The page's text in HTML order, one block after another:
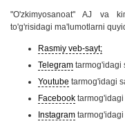
"O'zkimyosanoat" AJ va
to'g'risidagi ma'lumotlarni
Rasmiy veb-sayt;
Telegram tarmog'idagi
Youtube tarmog'idagi
Facebook
Instagram